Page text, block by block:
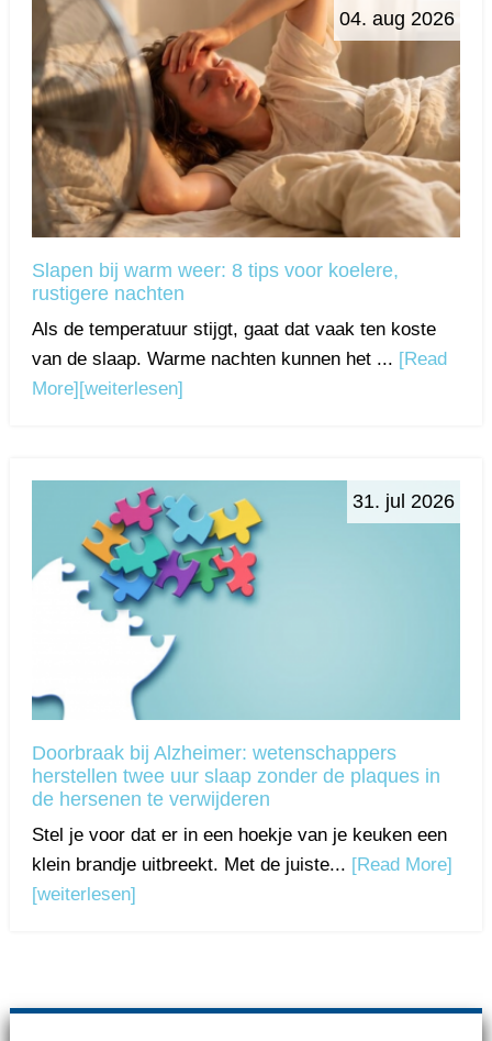
04. aug 2026
Slapen bij warm weer: 8 tips voor koelere,
rustigere nachten
Als de temperatuur stijgt, gaat dat vaak ten koste
van de slaap. Warme nachten kunnen het ... [Read
More][weiterlesen]
31. jul 2026
Doorbraak bij Alzheimer: wetenschappers
herstellen twee uur slaap zonder de plaques in
de hersenen te verwijderen
Stel je voor dat er in een hoekje van je keuken een
klein brandje uitbreekt. Met de juiste... [Read More]
[weiterlesen]